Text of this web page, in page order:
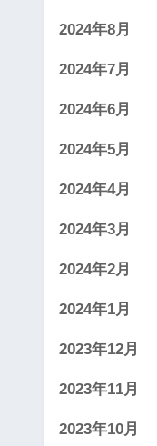
2024年8月
2024年7月
2024年6月
2024年5月
2024年4月
2024年3月
2024年2月
2024年1月
2023年12月
2023年11月
2023年10月